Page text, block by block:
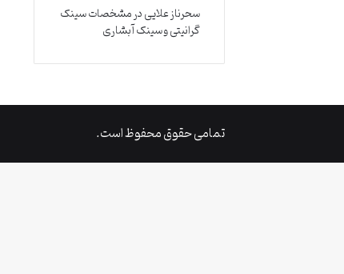
سحرناز علاییدرمشخصات سینک
گرانیتی و سینک آبشاری
تمامی حقوق محفوظ است.